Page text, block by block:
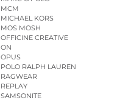
MCM
MICHAEL KORS
MOS MOSH
OFFICINE CREATIVE
ON
OPUS
POLO RALPH LAUREN
RAGWEAR
REPLAY
SAMSONITE